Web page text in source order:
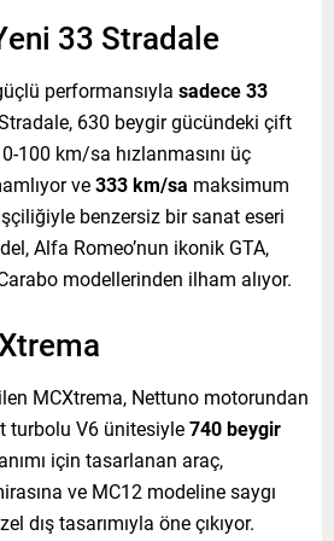
33 Stradale
performansıyla sadece 33
630 beygir gücündeki çift
100 km/sa hızlanmasını üç
ve333 km/sa maksimum
benzersiz bir sanat eseri
Alfa Romeo’nun ikonik GTA,
modellerinden ilham alıyor.
MCXtrema, Nettuno motorundan
turbolu V6 ünitesiyle740 beygir
için tasarlanan araç,
ve MC12 modeline saygı
dış tasarımıyla öne çıkıyor.